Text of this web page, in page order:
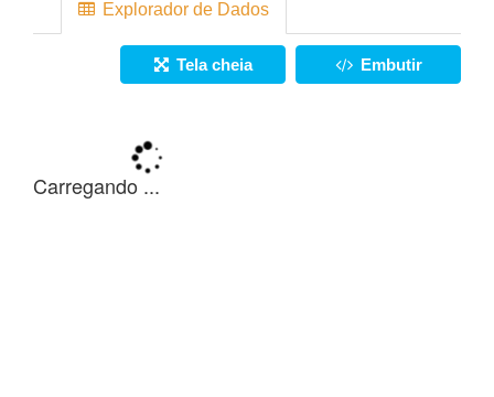
Explorador de Dados
Tela cheia Embutir